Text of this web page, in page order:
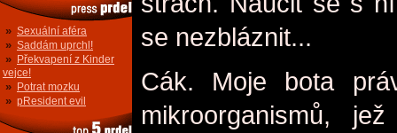
» Sexuální aféra
» Saddám uprchl!
» Překvapení z Kinder
vejce!
» Potrat mozku
» pResident evil
se nezbláznit...
Cák. Moje bota
mikroorganismů,